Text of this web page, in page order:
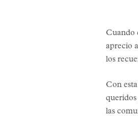
Cuando
aprecio
los
Con
las